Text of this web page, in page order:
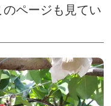
ページも見てい